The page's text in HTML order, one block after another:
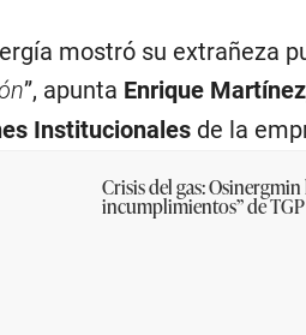
mostró su extrañeza
”, apunta Enrique
Institucionales de la
Crisis del gas:
incumplimientos” de TGP